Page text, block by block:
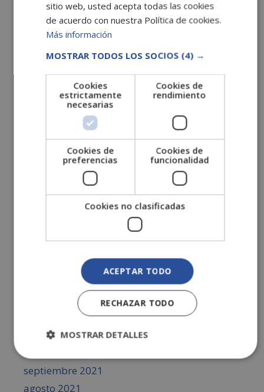
octubre 2023
septiembre 2023
julio 2023
febrero 2023
diciembre 2022
octubre 2022
septiembre 2022
julio 2022
febrero 2022
diciembre 2021
noviembre 2021
septiembre 2021
agosto 2021
sitio web, usted acepta todas las cookies
de acuerdo con nuestra Política de cookies.
Más información
MOSTRAR TODOS LOS SOCIOS (4) →
Cookies
estrictamente
necesarias
Cookies de
rendimiento
Cookies de
preferencias
Cookies de
funcionalidad
Cookies no clasificadas
ACEPTAR TODO
RECHAZAR TODO
MOSTRAR DETALLES